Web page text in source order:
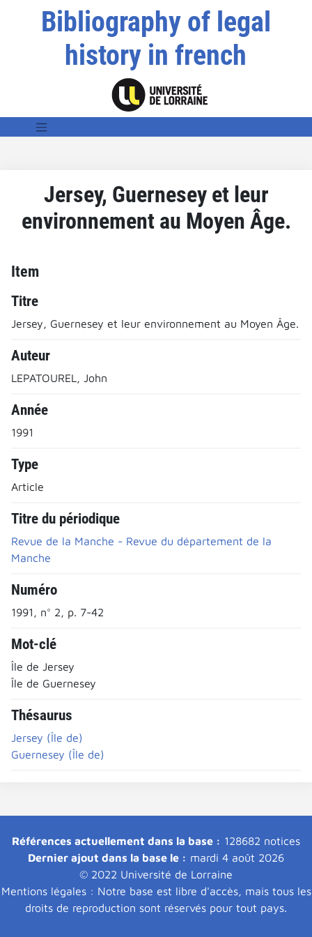
Bibliography of legal
history in french
Jersey, Guernesey et leur
environnement au Moyen Âge.
Item
Titre
Jersey, Guernesey et leur environnement au Moyen Âge.
Auteur
LEPATOUREL, John
Année
1991
Type
Article
Titre du périodique
Revue de la Manche - Revue du département de la
Manche
Numéro
1991, n° 2, p. 7-42
Mot-clé
Île de Jersey
Île de Guernesey
Thésaurus
Jersey (Île de)
Guernesey (Île de)
Références actuellement dans la base : 128682 notices
Dernier ajout dans la base le : mardi 4 août 2026
© 2022 Université de Lorraine
Mentions légales : Notre base est libre d'accès, mais tous les
droits de reproduction sont réservés pour tout pays.